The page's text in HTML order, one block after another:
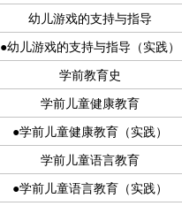
幼儿游戏的支持与指导
●幼儿游戏的支持与指导（实践）
学前教育史
学前儿童健康教育
●学前儿童健康教育（实践）
学前儿童语言教育
●学前儿童语言教育（实践）